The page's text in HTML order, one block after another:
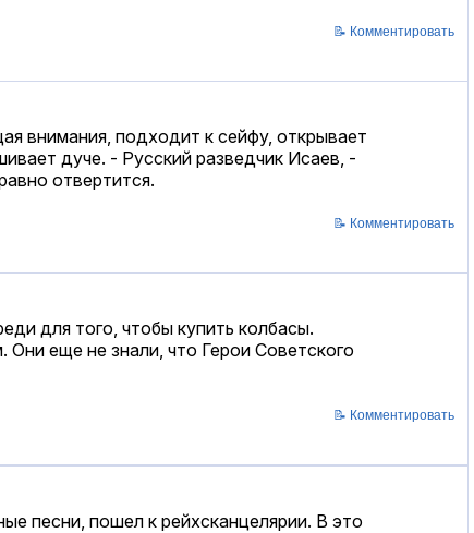
📝 Комментировать
внимания, подходит к сейфу, открывает
дуче. - Русский разведчик Исаев, -
отвертится.
📝 Комментировать
для того, чтобы купить колбасы.
еще не знали, что Герои Советского
📝 Комментировать
песни, пошел к рейхсканцелярии. В это